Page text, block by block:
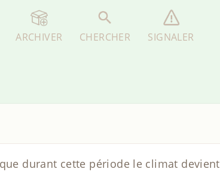
ARCHIVER CHERCHER SIGNALER
durant cette période le climat devient